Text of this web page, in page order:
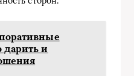
дарить и